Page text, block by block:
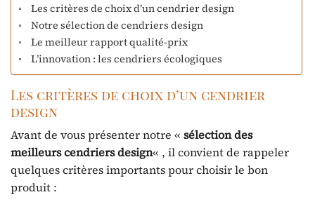
Les critères de choix d’un cendrier design
Notre sélection de cendriers design
Le meilleur rapport qualité-prix
L’innovation : les cendriers écologiques
Les critères de choix d’un cendrier
design
Avant de vous présenter notre « sélection des
meilleurs cendriers design« , il convient de rappeler
quelques critères importants pour choisir le bon
produit :